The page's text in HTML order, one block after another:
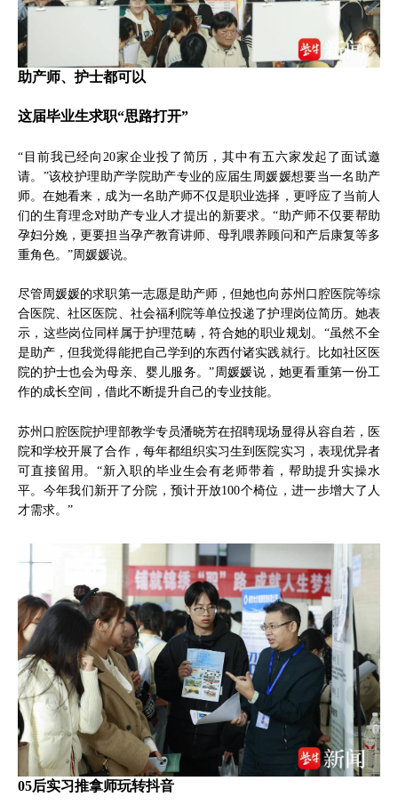
助产师、护士都可以
这届毕业生求职“思路打开”
“目前我已经向20家企业投了简历，其中有五六家发起了面试邀
请。”该校护理助产学院助产专业的应届生周媛媛想要当一名助产
师。在她看来，成为一名助产师不仅是职业选择，更呼应了当前人
们的生育理念对助产专业人才提出的新要求。“助产师不仅要帮助
孕妇分娩，更要担当孕产教育讲师、母乳喂养顾问和产后康复等多
重角色。”周媛媛说。
尽管周媛媛的求职第一志愿是助产师，但她也向苏州口腔医院等综
合医院、社区医院、社会福利院等单位投递了护理岗位简历。她表
示，这些岗位同样属于护理范畴，符合她的职业规划。“虽然不全
是助产，但我觉得能把自己学到的东西付诸实践就行。比如社区医
院的护士也会为母亲、婴儿服务。”周媛媛说，她更看重第一份工
作的成长空间，借此不断提升自己的专业技能。
苏州口腔医院护理部教学专员潘晓芳在招聘现场显得从容自若，医
院和学校开展了合作，每年都组织实习生到医院实习，表现优异者
可直接留用。“新入职的毕业生会有老师带着，帮助提升实操水
平。今年我们新开了分院，预计开放100个椅位，进一步增大了人
才需求。”
05后实习推拿师玩转抖音